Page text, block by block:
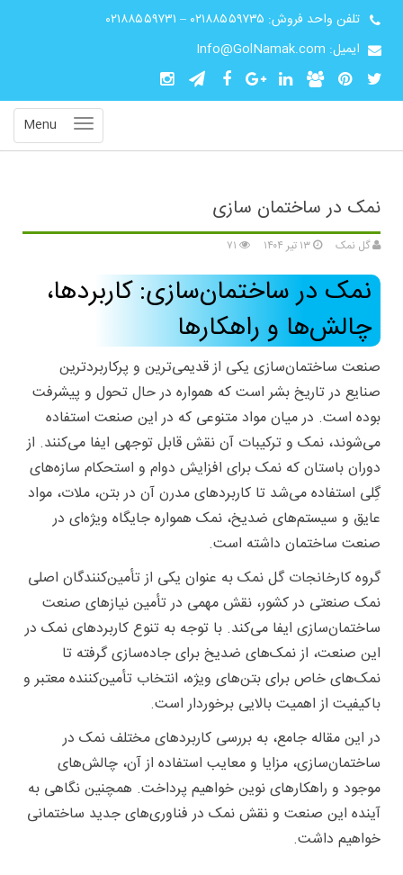
تلفن واحد فروش: ۰۲۱۸۸۵۵۹۷۳۵ – ۰۲۱۸۸۵۵۹۷۳۱
ایمیل: Info@GolNamak.com
Menu
نمک در ساختمان سازی
گل نمک
نمک در ساختمان‌سازی: کاربردها،
چالش‌ها و راهکارها
صنعت ساختمان‌سازی یکی از قدیمی‌ترین و پرکاربردترین
صنایع در تاریخ بشر است که همواره در حال تحول و پیشرفت
بوده است. در میان مواد متنوعی که در این صنعت استفاده
می‌شوند، نمک و ترکیبات آن نقش قابل توجهی ایفا می‌کنند. از
دوران باستان که نمکبرای افزایش دوام و استحکام سازه‌های
گِلی استفاده می‌شد تا کاربردهای مدرن آن در بتن، ملات، مواد
عایق و سیستم‌های ضدیخ، نمک همواره جایگاه ویژه‌ای در
صنعت ساختمان داشته است.
گروه کارخانجات گل نمکبه عنوان یکی از تأمین‌کنندگان اصلی
نمک صنعتی در کشور، نقش مهمی در تأمین نیازهای صنعت
ساختمان‌سازی ایفا می‌کند. با توجه به تنوع کاربردهای نمک در
این صنعت، از نمک‌های ضدیخ برای جاده‌سازی گرفته تا
نمک‌های خاص برای بتن‌های ویژه، انتخاب تأمین‌کننده معتبر و
باکیفیت از اهمیت بالایی برخوردار است.
در این مقاله جامع، به بررسی کاربردهای مختلف نمک در
ساختمان‌سازی، مزایا و معایب استفاده از آن، چالش‌های
موجود و راهکارهای نوین خواهیم پرداخت. همچنین نگاهی به
آینده این صنعت و نقش نمک در فناوری‌های جدید ساختمانی
خواهیم داشت.